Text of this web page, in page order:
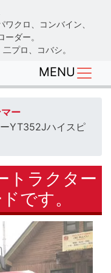
クロ、コンバイン、
ダー。
プロ、コバシ。
MENU
ー
YT352Jハイスピ
トラクター
です。